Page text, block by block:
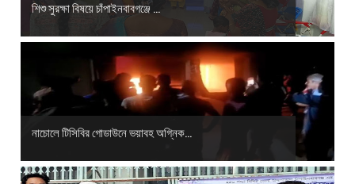
শিশু সুরক্ষা বিষয়ে চাঁপাইনবাবগঞ্জে ...
নাচোলে টিসিবির গোডাউনে ভয়াবহ অগ্নিক...